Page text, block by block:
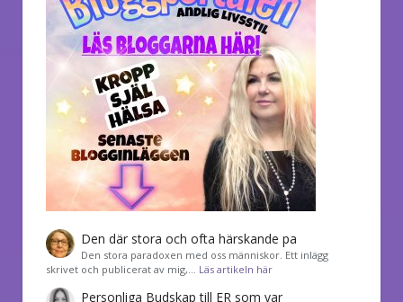
Den där stora och ofta härskande pa
Den stora paradoxen med oss människor. Ett inlägg
skrivet och publicerat av mig,… Läs artikeln här
Personliga Budskap till ER som var